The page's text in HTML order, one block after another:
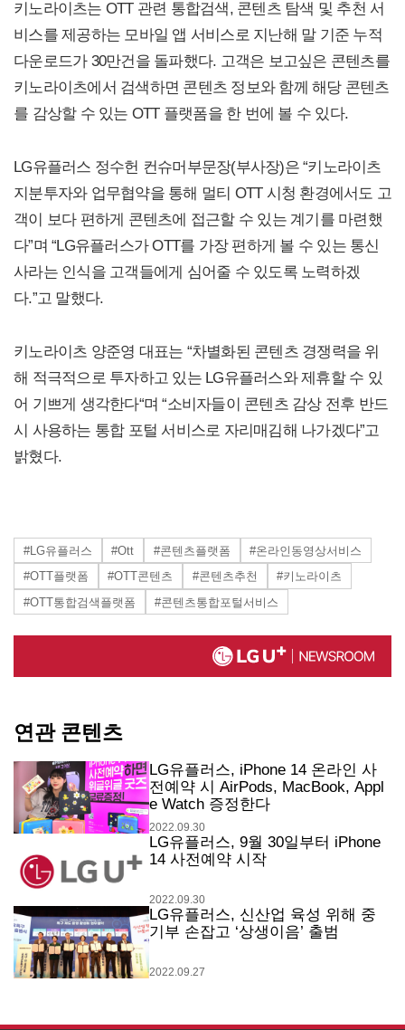
키노라이츠는 OTT 관련 통합검색, 콘텐츠 탐색 및 추천 서
비스를 제공하는 모바일 앱 서비스로 지난해 말 기준 누적
다운로드가 30만건을 돌파했다. 고객은 보고싶은 콘텐츠를
키노라이츠에서 검색하면 콘텐츠 정보와 함께 해당 콘텐츠
를 감상할 수 있는 OTT 플랫폼을 한 번에 볼 수 있다.
LG유플러스 정수헌 컨슈머부문장(부사장)은 “키노라이츠
지분투자와 업무협약을 통해 멀티 OTT 시청 환경에서도 고
객이 보다 편하게 콘텐츠에 접근할 수 있는 계기를 마련했
다”며 “LG유플러스가 OTT를 가장 편하게 볼 수 있는 통신
사라는 인식을 고객들에게 심어줄 수 있도록 노력하겠
다.”고 말했다.
키노라이츠 양준영 대표는 “차별화된 콘텐츠 경쟁력을 위
해 적극적으로 투자하고 있는 LG유플러스와 제휴할 수 있
어 기쁘게 생각한다“며 “소비자들이 콘텐츠 감상 전후 반드
시 사용하는 통합 포털 서비스로 자리매김해 나가겠다”고
밝혔다.
#LG유플러스 #Ott #콘텐츠플랫폼
#온라인동영상서비스
#OTT플랫폼
#OTT콘텐츠 #콘텐츠추천
#키노라이츠
#OTT통합검색플랫폼
#콘텐츠통합포털서비스
연관 콘텐츠
LG유플러스, iPhone 14 온라인 사
전예약 시 AirPods, MacBook, Appl
e Watch 증정한다
2022.09.30
LG유플러스, 9월 30일부터 iPhone
14 사전예약 시작
2022.09.30
LG유플러스, 신산업 육성 위해 중
기부 손잡고 ‘상생이음’ 출범
2022.09.27